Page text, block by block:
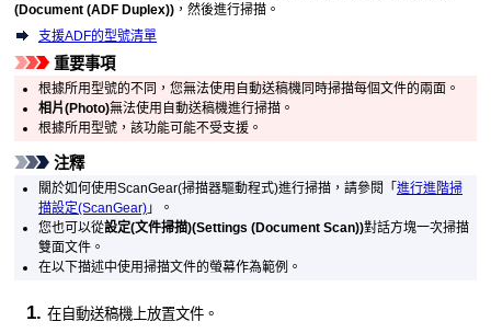
(Document (ADF Duplex)) ，然後進行掃描。
支援ADF的型號清單
重要事項
根據所用型號的不同，您無法使用 自動送稿機 同時掃描每個文件的兩面。
相片(Photo)無法使用 自動送稿機進行掃描。
根據所用型號，該功能可能不受支援。
注釋
關於如何使用ScanGear(掃描器驅動程式)進行掃描，請參閱「進行進階掃
描設定(ScanGear) 」。
您也可以從設定(文件掃描)(Settings (Document Scan))對話方塊一次掃描
雙面文件。
在以下描述中使用掃描文件的螢幕作為範例。
在 自動送稿機 上放置文件。